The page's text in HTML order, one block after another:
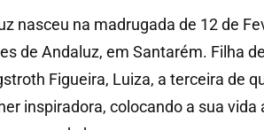
nasceu na madrugada de 12 de
de Andaluz, em Santarém. Filha
Figueira, Luiza, a terceira de
inspiradora, colocando a sua vida